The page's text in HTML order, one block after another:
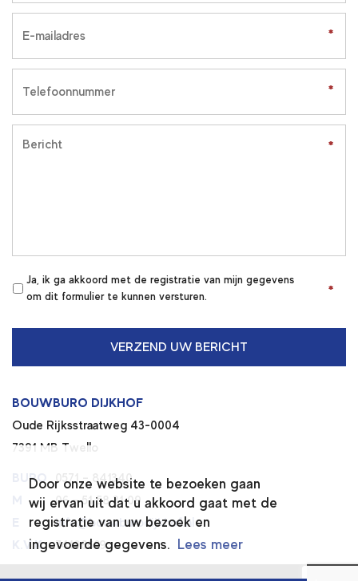
Door onze website te bezoeken gaan
wij ervan uit dat u akkoord gaat met de
registratie van uw bezoek en
ingevoerde gegevens. Lees meer
*
*
*
*
*
*
*
*
Ja, ik ga akkoord met de registratie van mijn gegevens
om dit formulier te kunnen versturen.
BOUWBURO DIJKHOF
Oude Rijksstraatweg 43-0004
7391 MB Twello
BURO 0571 – 841340
06 – 51 58 31 09
info@bouwburodijkhof.nl
K.V.K. 74196669